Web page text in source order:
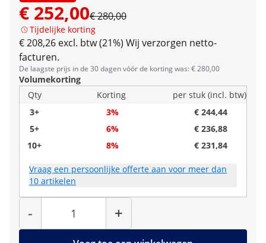
€ 252,00€ 280,00
Tijdelijke korting
€ 208,26 excl. btw (21%) Wij verzorgen netto-
facturen.
De laagste prijs in de 30 dagen vóór de korting was: € 280,00
Volumekorting
Qty
Korting
per stuk (incl. btw)
3+
3%
€ 244,44
5+
6%
€ 236,88
10+
8% € 231,84
Vraag een persoonlijke offerte aan voor meer dan
10 artikelen
-
Hoeveelheid
+